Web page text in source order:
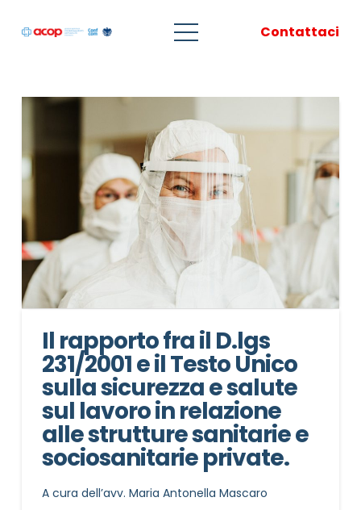
Contattaci
Il rapporto fra il D.lgs
231/2001 e il Testo Unico
sulla sicurezza e salute
sul lavoro in relazione
alle strutture sanitarie e
sociosanitarie private.
A cura dell’avv. Maria Antonella Mascaro